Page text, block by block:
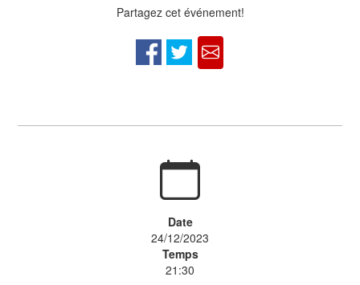
Partagez cet événement!
Date
24/12/2023
Temps
21:30